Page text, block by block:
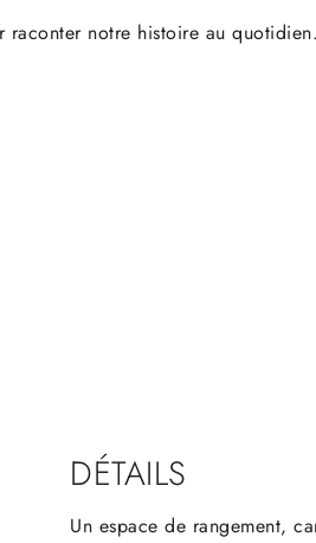
raconter notre histoire au
DÉTAILS
Un espace de rangement,